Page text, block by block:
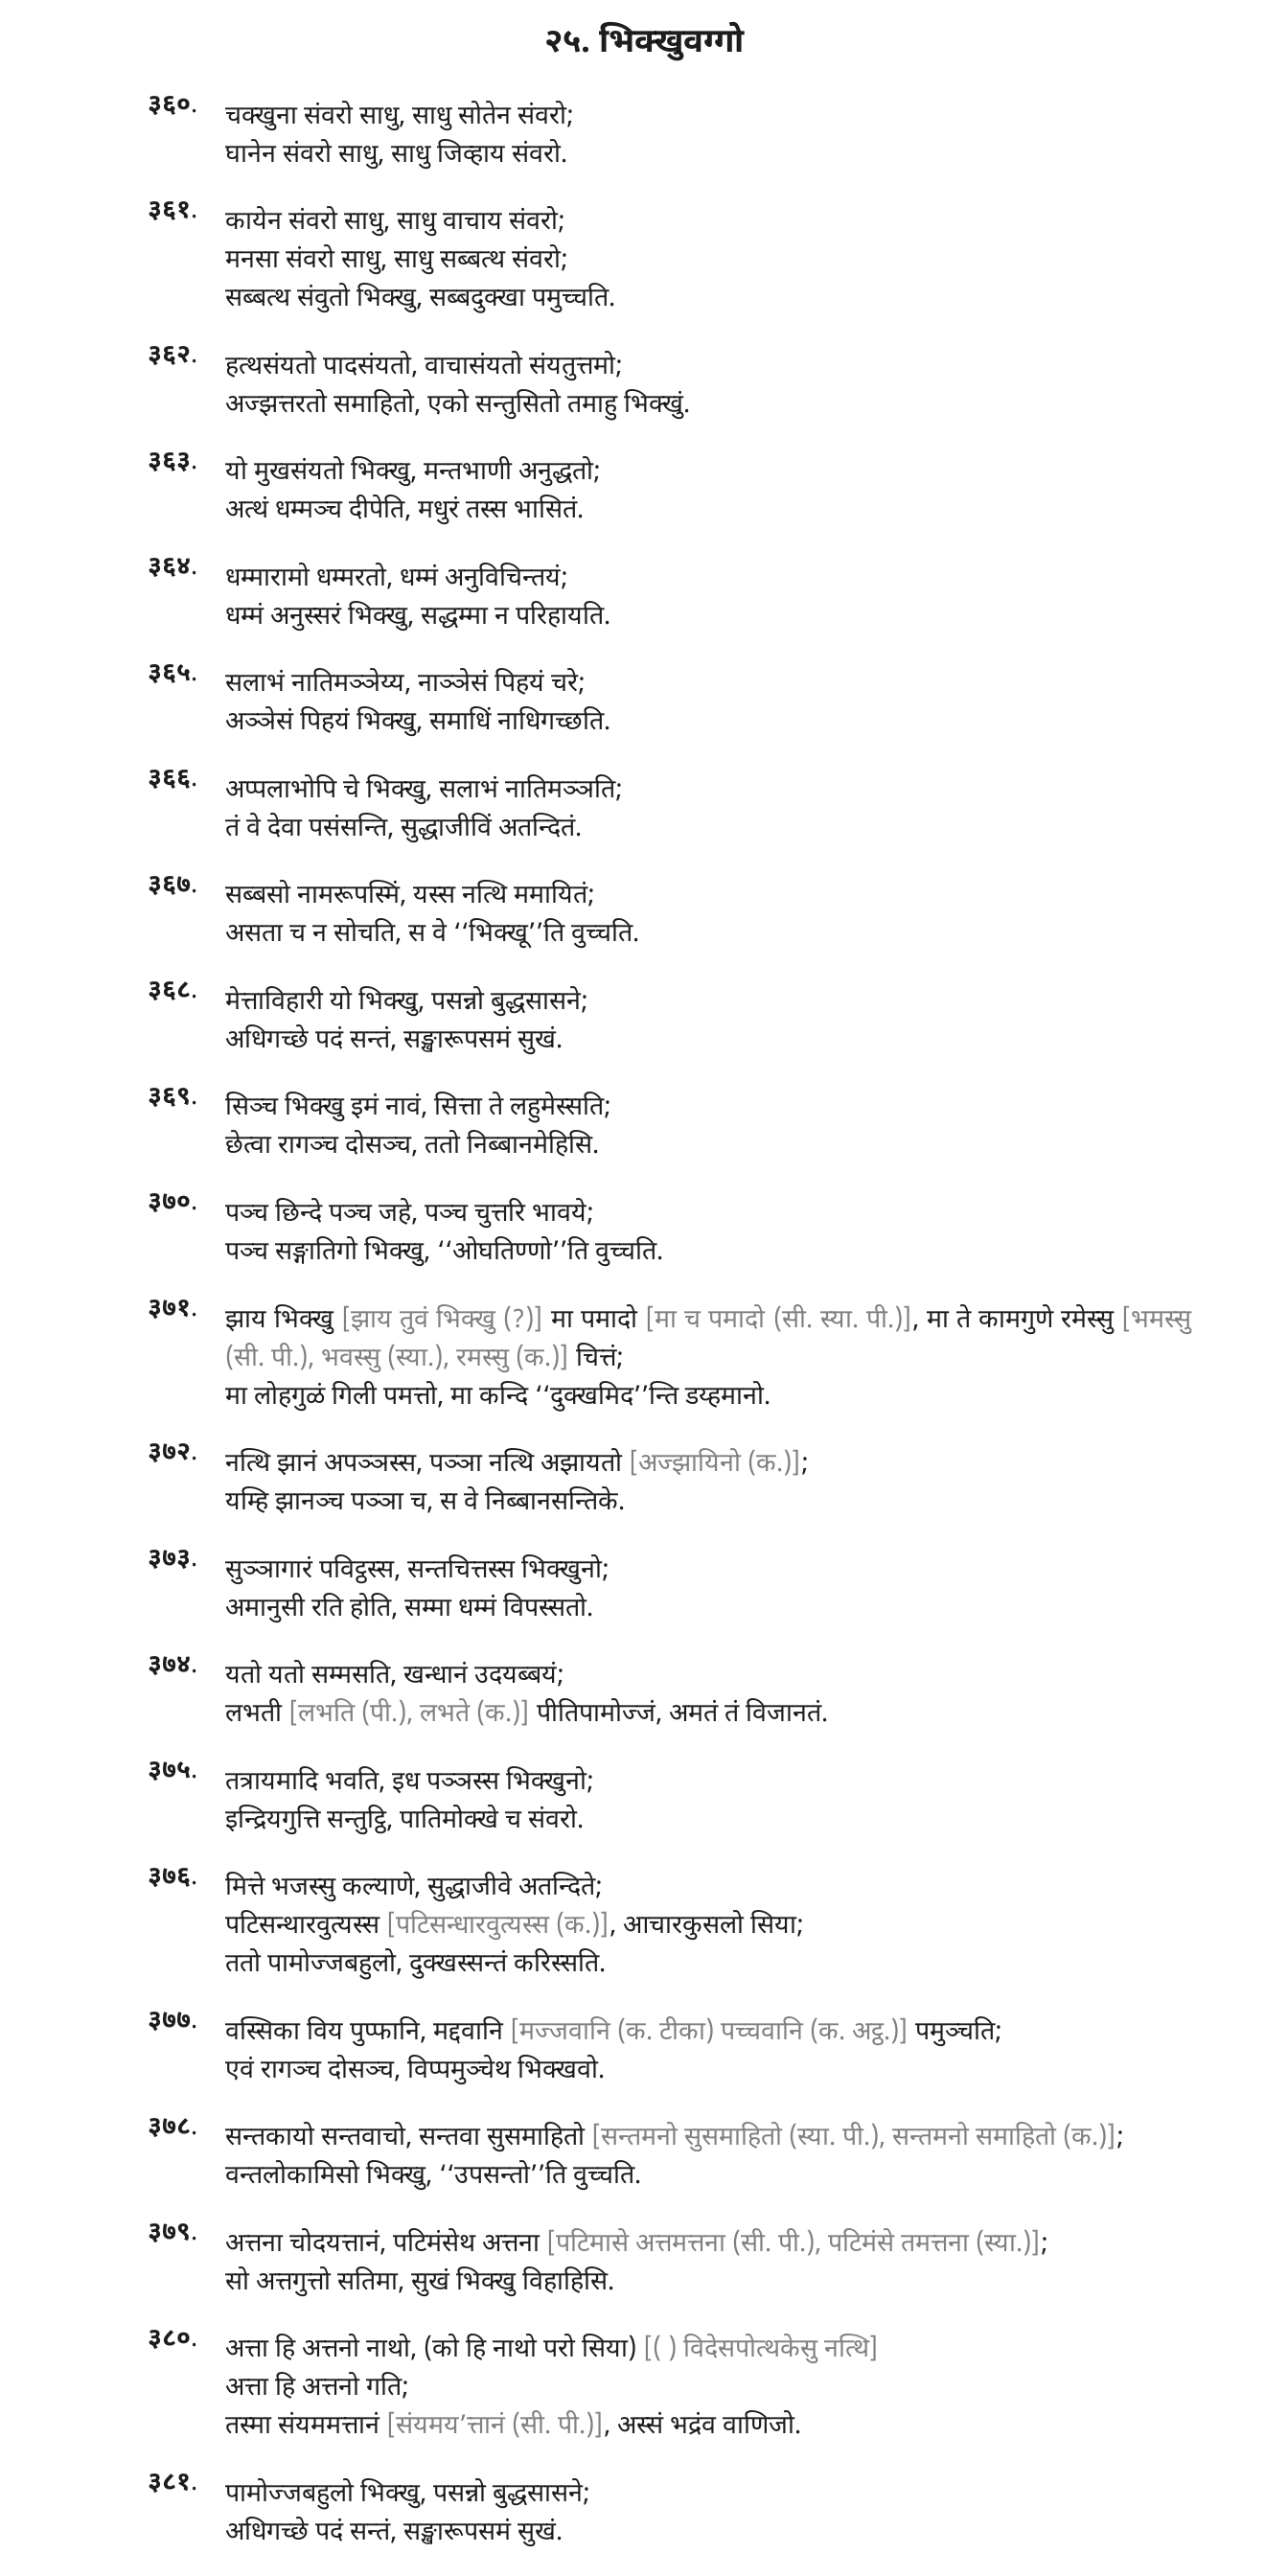
२५. भिक्खुवग्गो
३६०.
चक्खुना संवरो साधु, साधु सोतेन संवरो;
घानेन संवरो साधु, साधु जिव्हाय संवरो.
३६१.
कायेन संवरो साधु, साधु वाचाय संवरो;
मनसा संवरो साधु, साधु सब्बत्थ संवरो;
सब्बत्थ संवुतो भिक्खु, सब्बदुक्खा पमुच्चति.
३६२.
हत्थसंयतो पादसंयतो, वाचासंयतो संयतुत्तमो;
अज्झत्तरतो समाहितो, एको सन्तुसितो तमाहु भिक्खुं.
३६३. योमुखसंयतो भिक्खु, मन्तभाणी अनुद्धतो;
अत्थं धम्मञ्च दीपेति, मधुरं तस्स भासितं.
३६४. धम्मारामो धम्मरतो, धम्मं अनुविचिन्तयं;
धम्मं अनुस्सरं भिक्खु, सद्धम्मा न परिहायति.
३६५.
सलाभं नातिमञ्ञेय्य, नाञ्ञेसं पिहयं चरे;
अञ्ञेसं पिहयं भिक्खु, समाधिं नाधिगच्छति.
३६६.
अप्पलाभोपि चे भिक्खु, सलाभं नातिमञ्ञति;
तं वे देवा पसंसन्ति, सुद्धाजीविं अतन्दितं.
३६७.
सब्बसो नामरूपस्मिं, यस्स नत्थि ममायितं;
असता च न सोचति, स वे ‘‘भिक्खू’’ति वुच्चति.
३६८.
मेत्ताविहारी यो भिक्खु, पसन्नो बुद्धसासने;
अधिगच्छे पदं सन्तं, सङ्खारूपसमं सुखं.
३६९.
सिञ्च भिक्खु इमं नावं, सित्ता ते लहुमेस्सति;
छेत्वा रागञ्च दोसञ्च, ततो निब्बानमेहिसि.
३७०.
पञ्च छिन्दे पञ्च जहे, पञ्च चुत्तरि भावये;
पञ्च सङ्गातिगो भिक्खु, ‘‘ओघतिण्णो’’ति वुच्चति.
३७१. झाय भिक्खु [झाय तुवं भिक्खु (?)] मा पमादो [मा च पमादो (सी. स्या. पी.)], मा ते कामगुणे रमेस्सु [भमस्सु
(सी. पी.), भवस्सु (स्या.), रमस्सु (क.)] चित्तं;
मा लोहगुळं गिली पमत्तो, मा कन्दि ‘‘दुक्खमिद’’न्ति डय्हमानो.
३७२. नत्थि झानं अपञ्ञस्स, पञ्ञा नत्थि अझायतो [अज्झायिनो (क.)];
यम्हि झानञ्च पञ्ञा च, स वे निब्बानसन्तिके.
३७३. सुञ्ञागारंपविट्ठस्स, सन्तचित्तस्स भिक्खुनो;
अमानुसी रति होति, सम्मा धम्मं विपस्सतो.
३७४.
यतो यतो सम्मसति, खन्धानं उदयब्बयं;
लभती [लभति (पी.), लभते (क.)] पीतिपामोज्जं, अमतं तं विजानतं.
३७५.
तत्रायमादि भवति, इध पञ्ञस्स भिक्खुनो;
इन्द्रियगुत्ति सन्तुट्ठि, पातिमोक्खे च संवरो.
३७६.
मित्ते भजस्सु कल्याणे, सुद्धाजीवे अतन्दिते;
पटिसन्थारवुत्यस्स [पटिसन्धारवुत्यस्स (क.)], आचारकुसलो सिया;
ततो पामोज्जबहुलो, दुक्खस्सन्तं करिस्सति.
३७७. वस्सिका विय पुप्फानि, मद्दवानि [मज्जवानि (क. टीका) पच्चवानि (क. अट्ठ.)] पमुञ्चति;
एवं रागञ्च दोसञ्च, विप्पमुञ्चेथ भिक्खवो.
३७८. सन्तकायो सन्तवाचो, सन्तवा सुसमाहितो [सन्तमनो सुसमाहितो (स्या. पी.), सन्तमनो समाहितो (क.)];
वन्तलोकामिसो भिक्खु, ‘‘उपसन्तो’’ति वुच्चति.
३७९. अत्तना चोदयत्तानं, पटिमंसेथ अत्तना [पटिमासे अत्तमत्तना (सी. पी.), पटिमंसे तमत्तना (स्या.)];
सो अत्तगुत्तो सतिमा, सुखं भिक्खु विहाहिसि.
३८०. अत्ता हि अत्तनो नाथो, (को हि नाथो परो सिया) [( ) विदेसपोत्थकेसु नत्थि]
अत्ता हि अत्तनो गति;
तस्मा संयममत्तानं [संयमय’त्तानं (सी. पी.)], अस्सं भद्रंव वाणिजो.
३८१. पामोज्जबहुलोभिक्खु, पसन्नो बुद्धसासने;
अधिगच्छे पदं सन्तं, सङ्खारूपसमं सुखं.